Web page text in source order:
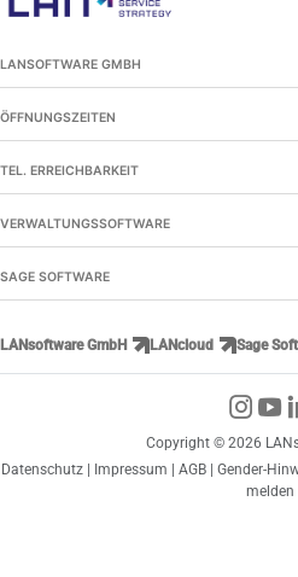
LANSOFTWARE GMBH
ÖFFNUNGSZEITEN
TEL. ERREICHBARKEIT
VERWALTUNGSSOFTWARE
SAGE SOFTWARE
LANsoftware GmbH LANcloud Sage
Copyright © 2026
Datenschutz
Impressum AGB Gender-
melden